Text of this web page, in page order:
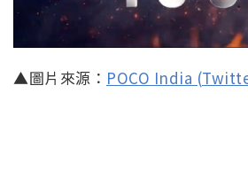
▲圖片來源： POCO India